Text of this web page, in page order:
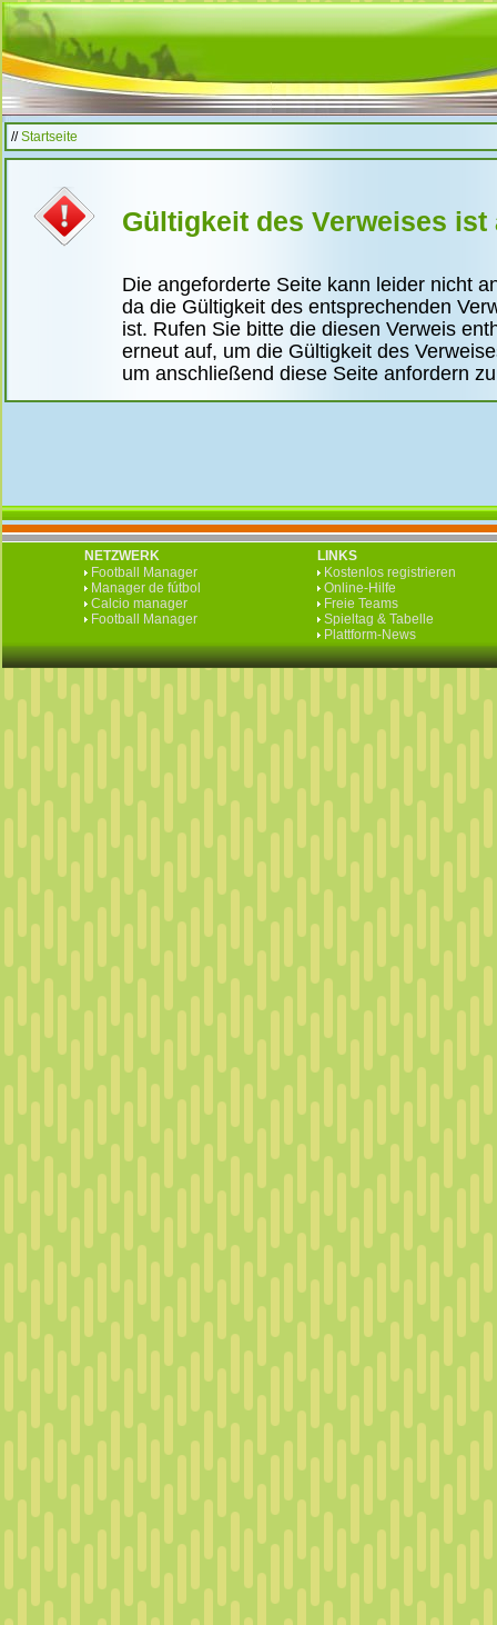
//Startseite
Gültigkeit des Verweises ist
Die angeforderte Seite kann leider nicht
da die Gültigkeit des entsprechenden
ist. Rufen Sie bitte die diesen Verweis
erneut auf, um die Gültigkeit des
um anschließend diese Seite anfordern
NETZWERK
Football Manager
Manager de fútbol
Calcio manager
Football Manager
LINKS
Kostenlos registrieren
Online-Hilfe
Freie Teams
Spieltag & Tabelle
Plattform-News